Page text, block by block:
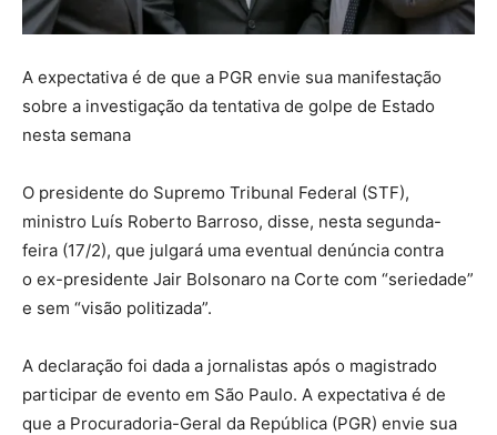
A expectativa é de que a PGR envie sua manifestação
sobre a investigação da tentativa de golpe de Estado
nesta semana
O presidente do Supremo Tribunal Federal (STF),
ministro Luís Roberto Barroso, disse, nesta segunda-
feira (17/2), que julgará uma eventual denúncia contra
o ex-presidente Jair Bolsonaro na Corte com “seriedade”
e sem “visão politizada”.
A declaração foi dada a jornalistas após o magistrado
participar de evento em São Paulo. A expectativa é de
que a Procuradoria-Geral da República (PGR) envie sua